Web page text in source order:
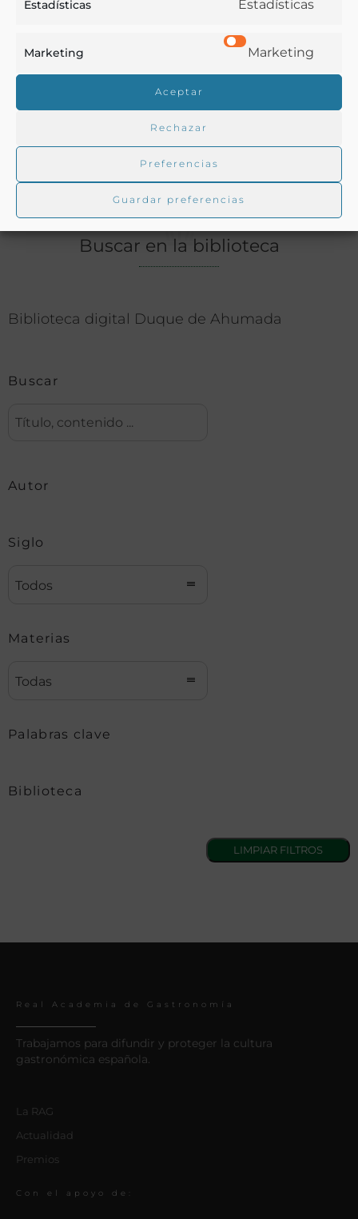
Estadísticas Estadísticas
Marketing Marketing
Aceptar
Rechazar
Preferencias
Guardar preferencias
Ver más libros con las palabras clave:
,Fomento
COMPARTIR
Buscar en la biblioteca
Biblioteca digital Duque de Ahumada
Buscar
Autor
Siglo
Todos
Materias
Todas
Palabras clave
Biblioteca
Real Academia de Gastronomía
Trabajamos para difundir y proteger la cultura
gastronómica española.
La RAG
Actualidad
Premios
Con el apoyo de: